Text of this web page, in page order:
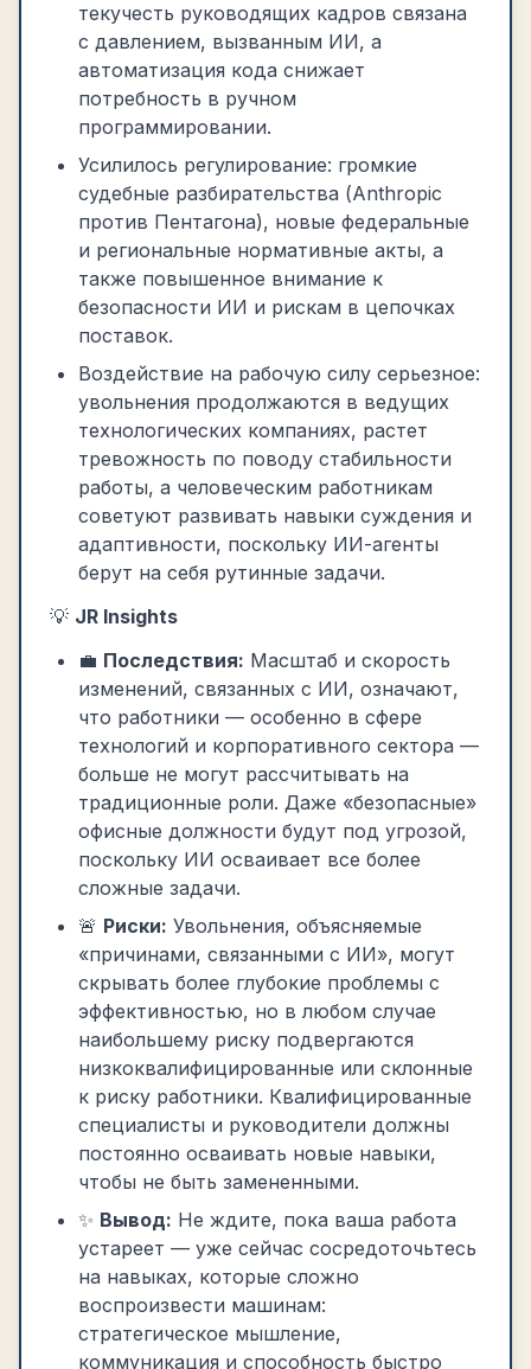
текучесть руководящих кадров связана
с давлением, вызванным ИИ, а
автоматизация кода снижает
потребность в ручном
программировании.
Усилилось регулирование: громкие
судебные разбирательства (Anthropic
против Пентагона), новые федеральные
и региональные нормативные акты, а
также повышенное внимание к
безопасности ИИ и рискам в цепочках
поставок.
Воздействие на рабочую силу серьезное:
увольнения продолжаются в ведущих
технологических компаниях, растет
тревожность по поводу стабильности
работы, а человеческим работникам
советуют развивать навыки суждения и
адаптивности, поскольку ИИ-агенты
берут на себя рутинные задачи.
💡 JR Insights
💼 Последствия: Масштаб и скорость
изменений, связанных с ИИ, означают,
что работники — особенно в сфере
технологий и корпоративного сектора —
больше не могут рассчитывать на
традиционные роли. Даже «безопасные»
офисные должности будут под угрозой,
поскольку ИИ осваивает все более
сложные задачи.
🚨 Риски: Увольнения, объясняемые
«причинами, связанными с ИИ», могут
скрывать более глубокие проблемы с
эффективностью, но в любом случае
наибольшему риску подвергаются
низкоквалифицированные или склонные
к риску работники. Квалифицированные
специалисты и руководители должны
постоянно осваивать новые навыки,
чтобы не быть замененными.
✨ Вывод: Не ждите, пока ваша работа
устареет — уже сейчас сосредоточьтесь
на навыках, которые сложно
воспроизвести машинам:
стратегическое мышление,
коммуникация и способность быстро